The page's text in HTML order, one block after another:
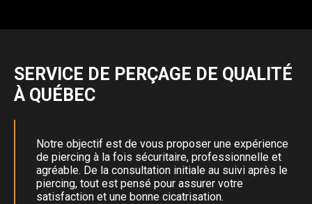
SERVICE DE PERÇAGE DE QUALITÉ
À QUÉBEC
Notre objectif est de vous proposer une expérience
de piercing à la fois sécuritaire, professionnelle et
agréable. De la consultation initiale au suivi après le
piercing, tout est pensé pour assurer votre
satisfaction et une bonne cicatrisation.